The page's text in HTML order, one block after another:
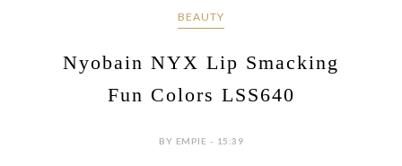
BEAUTY
Nyobain NYX Lip Smacking
Fun Colors LSS640
BY EMPIE - 15:39